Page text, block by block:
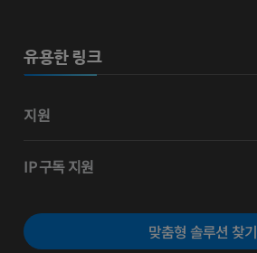
유용한 링크
지원
IP 구독 지원
맞춤형 솔루션 찾기